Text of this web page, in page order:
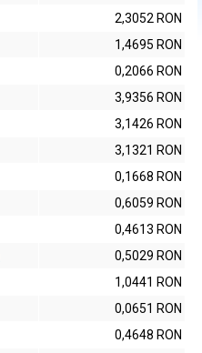
2,3052 RON
1,4695 RON
0,2066 RON
3,9356 RON
3,1426 RON
3,1321 RON
0,1668 RON
0,6059 RON
0,4613 RON
0,5029 RON
1,0441 RON
0,0651 RON
0,4648 RON